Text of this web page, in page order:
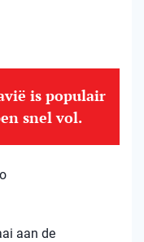
is populair
snel vol.
aan de